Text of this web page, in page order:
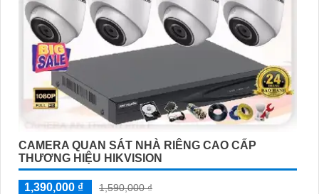
CAMERA QUAN SÁT NHÀ RIÊNG CAO CẤP
THƯƠNG HIỆU HIKVISION
1,390,000 ₫
1,590,000 ₫